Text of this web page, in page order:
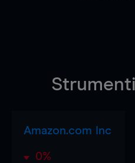
Amazon.com Inc
0%